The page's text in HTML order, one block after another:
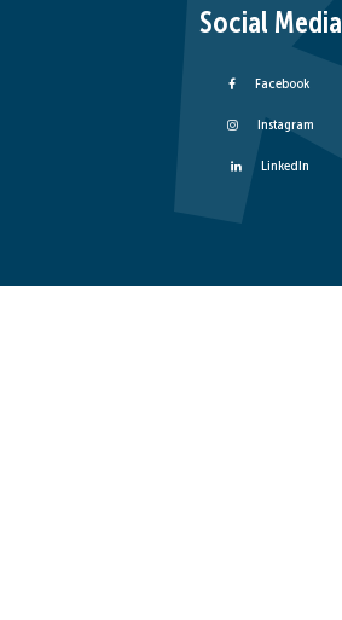
Social Media
Facebook
Instagram
LinkedIn